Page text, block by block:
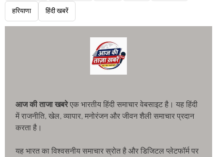
हरियाणा हिंदी खबरें
आज की ताजा खबरेएक भारतीय हिंदी समाचार वेबसाइट है। यह हिंदी
में राजनीति, खेल, व्यापार, मनोरंजन और जीवन शैली समाचार प्रदान
करता है।
यह भारत का विश्वसनीय समाचार स्रोत है और डिजिटल प्लेटफॉर्म पर